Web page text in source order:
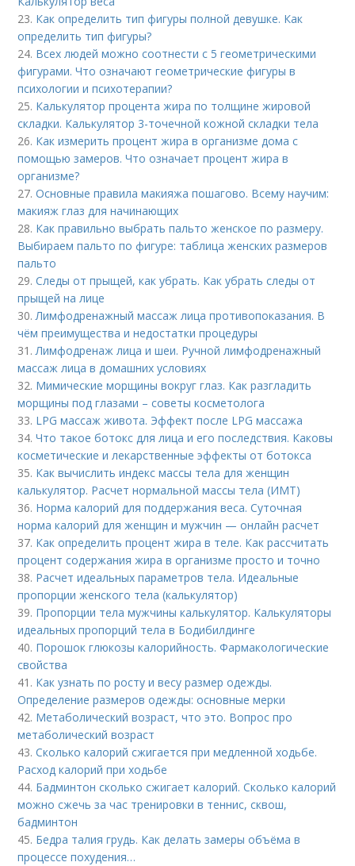
23. Как определить тип фигуры полной девушке. Как
определить тип фигуры?
24. Всех людей можно соотнести с 5 геометрическими
фигурами. Что означают геометрические фигуры в
психологии и психотерапии?
25. Калькулятор процента жира по толщине жировой
складки. Калькулятор 3-точечной кожной складки тела
26. Как измерить процент жира в организме дома с
помощью замеров. Что означает процент жира в
организме?
27.Основные правила макияжа пошагово. Всему научим:
макияж глаз для начинающих
28. Как правильно выбрать пальто женское по размеру.
Выбираем пальто по фигуре: таблица женских размеров
пальто
29.Следы от прыщей, как убрать. Как убрать следы от
прыщей на лице
30.Лимфодренажный массаж лица противопоказания. В
чём преимущества и недостатки процедуры
31.Лимфодренаж лица и шеи. Ручной лимфодренажный
массаж лица в домашних условиях
32. Мимические морщины вокруг глаз. Как разгладить
морщины под глазами – советы косметолога
33. LPG массаж живота. Эффект после LPG массажа
34.Что такое ботокс для лица и его последствия. Каковы
косметические и лекарственные эффекты от ботокса
35. Как вычислить индекс массы тела для женщин
калькулятор. Расчет нормальной массы тела (ИМТ)
36. Норма калорий для поддержания веса. Суточная
норма калорий для женщин и мужчин — онлайн расчет
37. Как определить процент жира в теле. Как рассчитать
процент содержания жира в организме просто и точно
38. Расчет идеальных параметров тела. Идеальные
пропорции женского тела (калькулятор)
39. Пропорции тела мужчины калькулятор. Калькуляторы
идеальных пропорций тела в Бодибилдинге
40. Порошок глюкозы калорийность. Фармакологические
свойства
41. Как узнать по росту и весу размер одежды.
Определение размеров одежды: основные мерки
42. Метаболический возраст, что это. Вопрос про
метаболический возраст
43.Сколько калорий сжигается при медленной ходьбе.
Расход калорий при ходьбе
44. Бадминтон сколько сжигает калорий. Сколько калорий
можно сжечь за час тренировки в теннис, сквош,
бадминтон
45. Бедра талия грудь. Как делать замеры объёма в
процессе похудения…